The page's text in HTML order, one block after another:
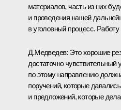
материалов, часть из них
и проведения нашей
в уголовный процесс.
Д.Медведев: Это хорошие
достаточно чувствительный
по этому направлению
поручений, которые
и предложений, которые